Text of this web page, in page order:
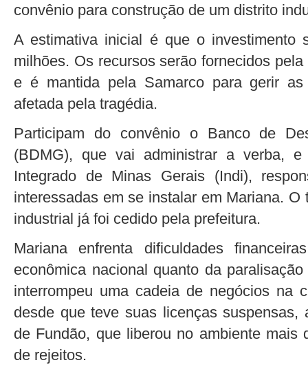
convênio para construção de um distrito
A estimativa inicial é que o investimento
milhões. Os recursos serão fornecidos
e é mantida pela Samarco para gerir
afetada pela tragédia.
Participam do convênio o Banco de
(BDMG), que vai administrar a verba,
Integrado de Minas Gerais (Indi),
interessadas em se instalar em Mariana.
industrial já foi cedido pela prefeitura.
Mariana enfrenta dificuldades
econômica nacional quanto da
interrompeu uma cadeia de negócios na
desde que teve suas licenças suspensas,
de Fundão, que liberou no ambiente mais
de rejeitos.